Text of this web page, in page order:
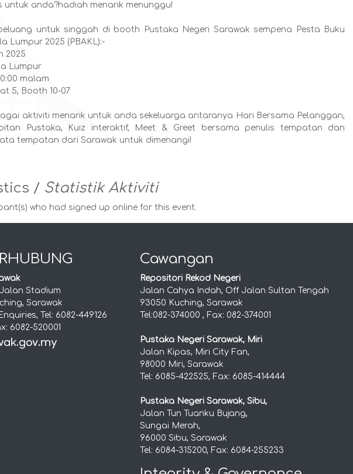
untuk anda?hadiah menarik menunggu!
untuk singgah di booth Pustaka Negeri Sarawak sempena Pesta Buku
Lumpur 2025 (PBAKL):-
2025
Lumpur
malam
5, Booth 10-07
aktiviti menarik untuk anda sekeluarga antaranya Hari Bersama Pelanggan,
Pustaka, Kuiz interaktif, Meet & Greet bersama penulis tempatan dan
tempatan dari Sarawak untuk dimenangi!
/ Statistik Aktiviti
who had signed up online for this event.
Stadium
Sarawak
Tel: 6082-449126
6082-520001
Cawangan
Repositori Rekod Negeri
Jalan Cahya Indah, Off Jalan Sultan Tengah
93050 Kuching, Sarawak
Tel:082-374000 , Fax: 082-374001
Pustaka Negeri Sarawak, Miri
Jalan Kipas, Miri City Fan,
98000 Miri, Sarawak
Tel: 6085-422525, Fax: 6085-414444
Pustaka Negeri Sarawak, Sibu,
Jalan Tun Tuanku Bujang,
Sungai Merah,
96000 Sibu, Sarawak
Tel: 6084-315200, Fax: 6084-255233